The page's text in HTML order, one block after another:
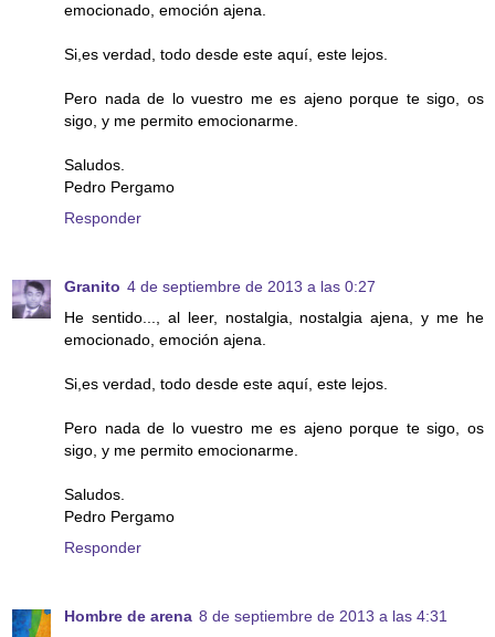
emocionado, emoción ajena.
Si,es verdad, todo desde este aquí, este lejos.
Pero nada de lo vuestro me es ajeno porque te sigo, os
sigo, y me permito emocionarme.
Saludos.
Pedro Pergamo
Responder
Granito 4 de septiembre de 2013 a las 0:27
He sentido..., al leer, nostalgia, nostalgia ajena, y me he
emocionado, emoción ajena.
Si,es verdad, todo desde este aquí, este lejos.
Pero nada de lo vuestro me es ajeno porque te sigo, os
sigo, y me permito emocionarme.
Saludos.
Pedro Pergamo
Responder
Hombre de arena 8 de septiembre de 2013 a las 4:31